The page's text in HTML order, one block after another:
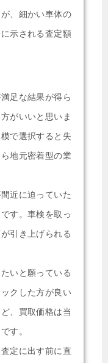
、細かい車体の
示される査定額
足な結果が得ら
がいいと思いま
で選択すると失
地元密着型の業
近に迫っていた
す。車検を取っ
引き上げられる
いと願っている
クした方が良い
、買取価格は当
す。
定に出す前に直